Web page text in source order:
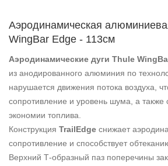
Аэродинамическая
WingBar Edge - 113см
Аэродинамические дуги Thule
из анодированного алюминия по
нарушается движения потока воздуха,
сопротивление и уровень шума, а также
экономии топлива.
Конструкция TrailEdge снижает
сопротивление и способствует
Верхний Т-образный паз поперечины